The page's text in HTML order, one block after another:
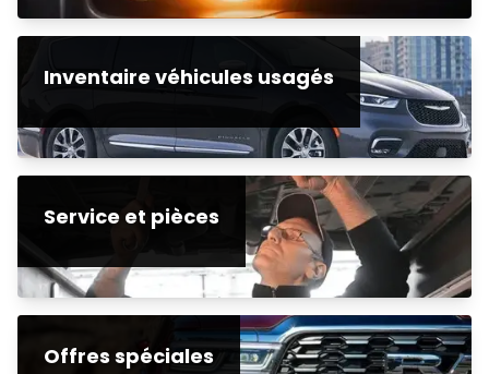
Inventaire véhicules usagés
Service et pièces
Offres spéciales